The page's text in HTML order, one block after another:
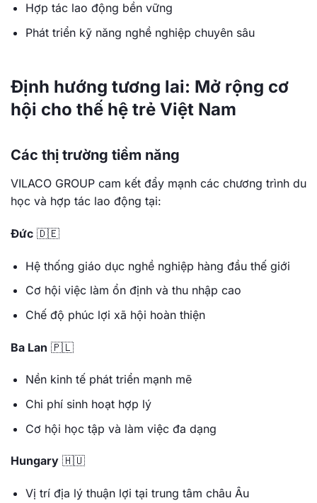
Hợp tác lao động bền vững
Phát triển kỹ năng nghề nghiệp chuyên sâu
Định hướng tương lai: Mở rộng cơ
hội cho thế hệ trẻ Việt Nam
Các thị trường tiềm năng
VILACO GROUP cam kết đẩy mạnh các chương trình du
học và hợp tác lao động tại:
Đức 🇩🇪
Hệ thống giáo dục nghề nghiệp hàng đầu thế giới
Cơ hội việc làm ổn định và thu nhập cao
Chế độ phúc lợi xã hội hoàn thiện
Ba Lan 🇵🇱
Nền kinh tế phát triển mạnh mẽ
Chi phí sinh hoạt hợp lý
Cơ hội học tập và làm việc đa dạng
Hungary 🇭🇺
Vị trí địa lý thuận lợi tại trung tâm châu Âu